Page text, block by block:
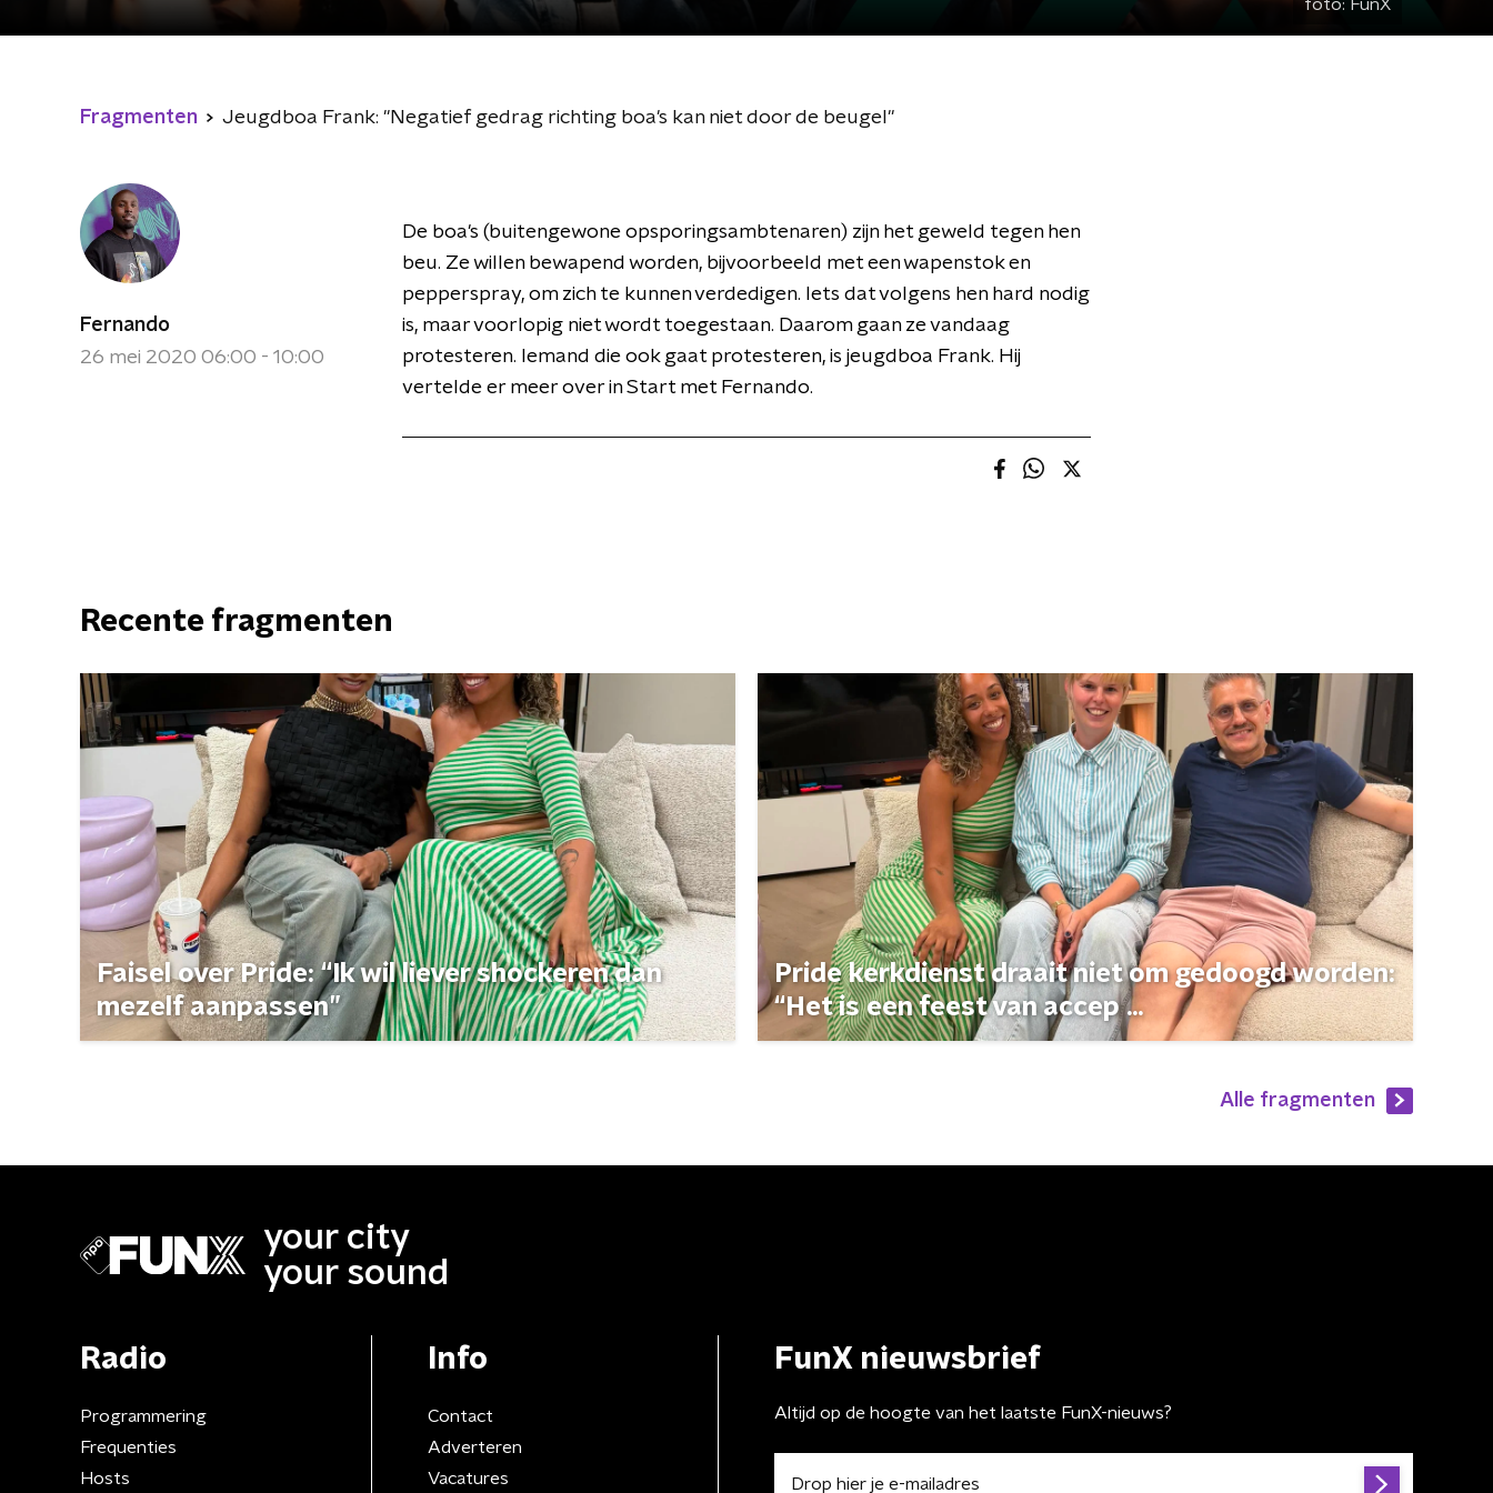
foto: FunX
Fragmenten Jeugdboa Frank: "Negatief gedrag richting boa's kan niet door de beugel"
Fernando
26 mei 2020 06:00 - 10:00
De boa's (buitengewone opsporingsambtenaren) zijn het geweld tegen hen
beu. Ze willen bewapend worden, bijvoorbeeld met een wapenstok en
pepperspray, om zich te kunnen verdedigen. Iets dat volgens hen hard nodig
is, maar voorlopig niet wordt toegestaan. Daarom gaan ze vandaag
protesteren. Iemand die ook gaat protesteren, is jeugdboa Frank. Hij
vertelde er meer over in Start met Fernando.
Recente fragmenten
Faisel over Pride: “Ik wil liever shockeren dan
mezelf aanpassen”
Pride kerkdienst draait niet om gedoogd worden:
“Het is een feest van accep ...
Alle fragmenten
your city
your sound
Radio
Programmering
Frequenties
Hosts
Info
Contact
Adverteren
Vacatures
FunX nieuwsbrief
Altijd op de hoogte van het laatste FunX-nieuws?